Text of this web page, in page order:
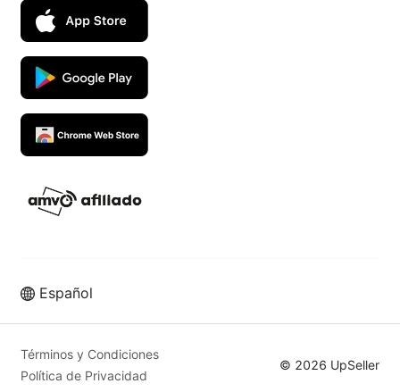
Vende más en los mejores
Español
Términos y Condiciones
Política de Privacidad
© 2026 UpSeller